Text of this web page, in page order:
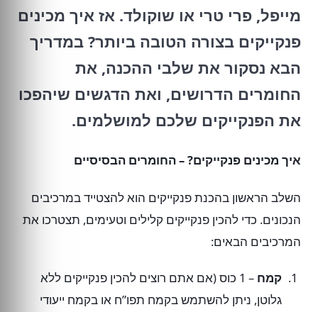
מייפל, פרי טרי או שוקולד. אז איך מכינים
פנקייקים בצורה הטובה ביותר? במדריך
הבא נסקור את שלבי ההכנה, את
החומרים הדרושים, ואת הדגשים שיהפכו
את הפנקייקים שלכם למושלמים.
איך מכינים פנקייקים? – החומרים הבסיסיים
השלב הראשון בהכנת פנקייקים הוא להצטייד במרכיבים
הנכונים. כדי להכין פנקייקים קלילים וטעימים, תצטרכו את
המרכיבים הבאים:
קמח
– 1 כוס (אם אתם רוצים להכין פנקייקים ללא
גלוטן, ניתן להשתמש בקמח תפו”ח או בקמח ייעודי